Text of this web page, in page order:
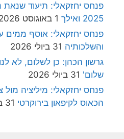
פנחס יחזקאלי: תיעוד שנאת
2025 ואילך
1 באוגוסט 2026
פנחס יחזקאלי: אוסף ממים
והשלכותיה 31 ביולי 2026
גרשון הכהן: כן לשלום, לא
שלום' 31 ביולי 2026
פנחס יחזקאלי: מיליציה מול
הכאוס לקיפאון בירוקרטי 31 ביולי 2026